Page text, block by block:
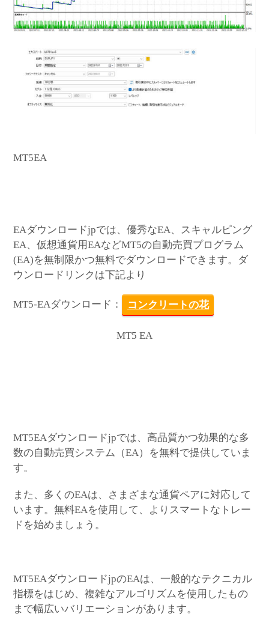
MT5EA
EAダウンロードjpでは、優秀なEA、スキャルピング
EA、仮想通貨用EAなどMT5の自動売買プログラム
(EA)を無制限かつ無料でダウンロードできます。ダ
ウンロードリンクは下記より
MT5-EAダウンロード： コンクリートの花
MT5 EA
MT5EAダウンロードjpでは、高品質かつ効果的な多
数の自動売買システム（EA）を無料で提供していま
す。
また、多くのEAは、さまざまな通貨ペアに対応して
います。無料EAを使用して、よりスマートなトレー
ドを始めましょう。
MT5EAダウンロードjpのEAは、一般的なテクニカル
指標をはじめ、複雑なアルゴリズムを使用したもの
まで幅広いバリエーションがあります。